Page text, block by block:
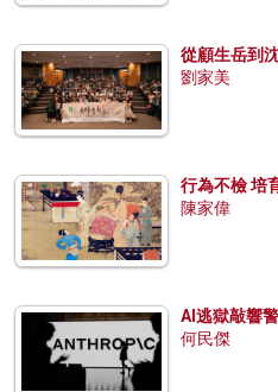
從顧生岳到
劉家美
行為不檢 培
陳家偉
AI逃獄敲響
何民傑